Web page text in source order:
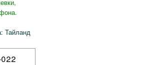
Тайланд